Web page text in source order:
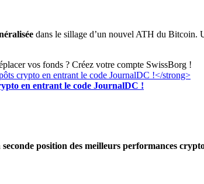
dans le sillage d’un nouvel ATH du Bitcoin.
vos fonds ? Créez votre compte SwissBorg !
en entrant le code JournalDC !
seconde position des meilleurs performances